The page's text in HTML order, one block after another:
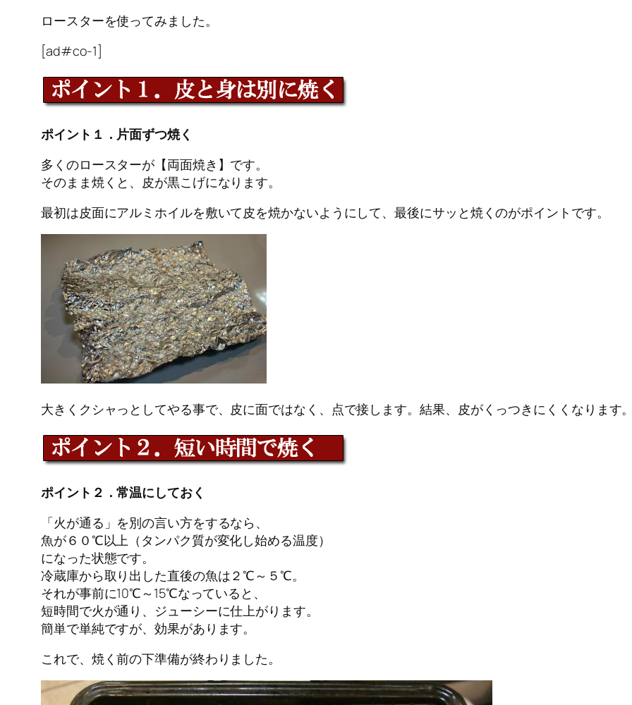
ロースターを使ってみました。
[ad#co-1]
ポイント１．片面ずつ焼く
多くのロースターが【両面焼き】です。
そのまま焼くと、皮が黒こげになります。
最初は皮面にアルミホイルを敷いて皮を焼かないようにして、最後にサッと焼くのがポイントです。
大きくクシャっとしてやる事で、皮に面ではなく、点で接します。結果、皮がくっつきにくくなります
ポイント２．常温にしておく
「火が通る」を別の言い方をするなら、
魚が６０℃以上（タンパク質が変化し始める温度）
になった状態です。
冷蔵庫から取り出した直後の魚は２℃～５℃。
それが事前に10℃～15℃なっていると、
短時間で火が通り、ジューシーに仕上がります。
簡単で単純ですが、効果があります。
これで、焼く前の下準備が終わりました。